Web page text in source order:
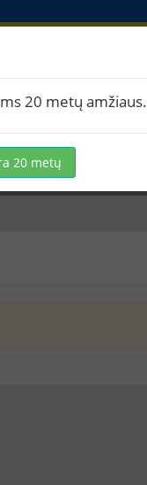
stautas
20 metų amžiaus.
20 metų